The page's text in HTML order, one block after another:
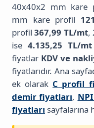
40x40x2 mm kare
mm kare profil
profil367,99 TL/mt,
ise 4.135,25 TL/mt
fiyatlar KDV ve
fiyatlarıdır. Ana
ek olarak C profil
demir fiyatları,
fiyatları sayfalarına